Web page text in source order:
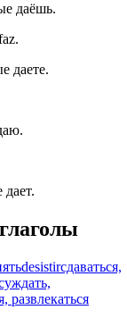
даёшь.
даете.
desistirсдаваться,
развлекаться